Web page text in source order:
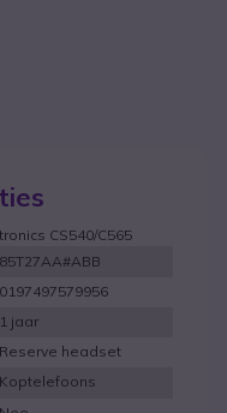
CS540/C565
85T27AA#ABB
0197497579956
1 jaar
Reserve headset
Koptelefoons